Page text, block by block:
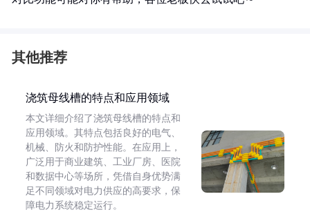
其他推荐
浇筑母线槽的特点和应用领域
本文详细介绍了浇筑母线槽的特点和
应用领域。其特点包括良好的电气、
机械、防火和防护性能。在应用上，
广泛用于商业建筑、工业厂房、医院
和数据中心等场所，凭借自身优势满
足不同领域对电力供应的高要求，保
障电力系统稳定运行。